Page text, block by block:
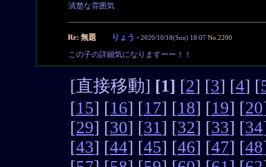
清楚な雰囲気
Re: 無題 りょう - 2020/10/18(Sun) 18:07 No.2200
この子の詳細気になりますーー！！
[直接移動] [1] [2] [3] [4] [
[15] [16] [17] [18] [19] [20
[29] [30] [31 ] [32] [33] [34
[43] [44] [45] [46] [47] [48